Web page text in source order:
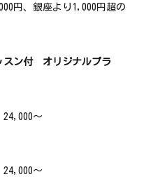
円、銀座より1,000円超の
スン付 オリジナルプラ
～
～